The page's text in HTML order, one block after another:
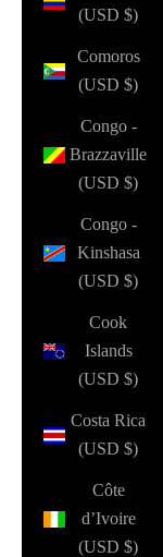
(USD $)
Comoros
(USD $)
Congo -
Brazzaville
(USD $)
Congo -
Kinshasa
(USD $)
Cook
Islands
(USD $)
Costa Rica
(USD $)
Côte
d’Ivoire
(USD $)